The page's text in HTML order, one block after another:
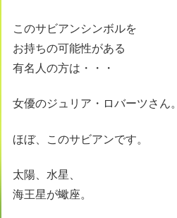
このサビアンシンボルを
お持ちの可能性がある
有名人の方は・・・
女優のジュリア・ロバーツさん。
ほぼ、このサビアンです。
太陽、水星、
海王星が蠍座。